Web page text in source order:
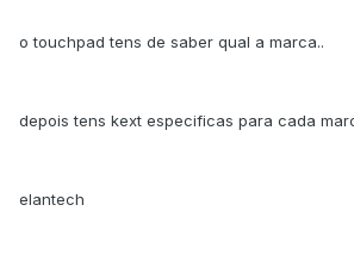
o touchpad tens de saber qual a marca..
depois tens kext especificas para cada
elantech